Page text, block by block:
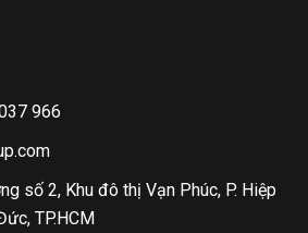
966
số 2, Khu đô thị Vạn Phúc, P. Hiệp
TP.HCM